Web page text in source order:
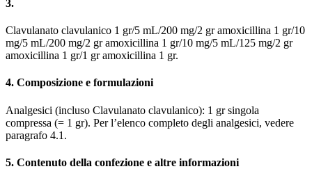
3.
Clavulanato clavulanico 1 gr/5 mL/200 mg/2 gr amoxicillina 1 gr/10
mg/5 mL/200 mg/2 gr amoxicillina 1 gr/10 mg/5 mL/125 mg/2 gr
amoxicillina 1 gr/1 gr amoxicillina 1 gr.
4. Composizione e formulazioni
Analgesici (incluso Clavulanato clavulanico): 1 gr singola
compressa (= 1 gr). Per l’elenco completo degli analgesici, vedere
paragrafo 4.1.
5. Contenuto della confezione e altre informazioni